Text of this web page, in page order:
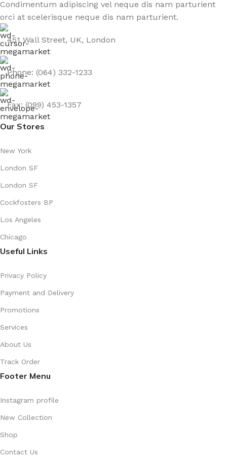
Condimentum adipiscing vel neque dis nam parturient
orci at scelerisque neque dis nam parturient.
451 Wall Street, UK, London
Phone: (064) 332-1233
Fax: (099) 453-1357
Our Stores
New York
London SF
London SF
Cockfosters BP
Los Angeles
Chicago
Useful Links
Privacy Policy
Payment and Delivery
Promotions
Services
About Us
Track Order
Footer Menu
Instagram profile
New Collection
Shop
Contact Us